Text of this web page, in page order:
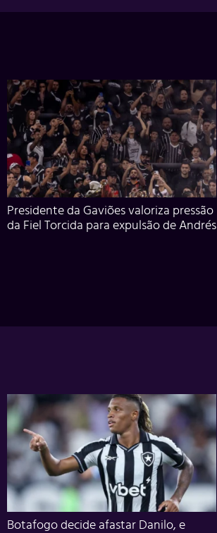
Presidente da Gaviões valoriza pressão
da Fiel Torcida para expulsão de Andrés
Botafogo decide afastar Danilo, e